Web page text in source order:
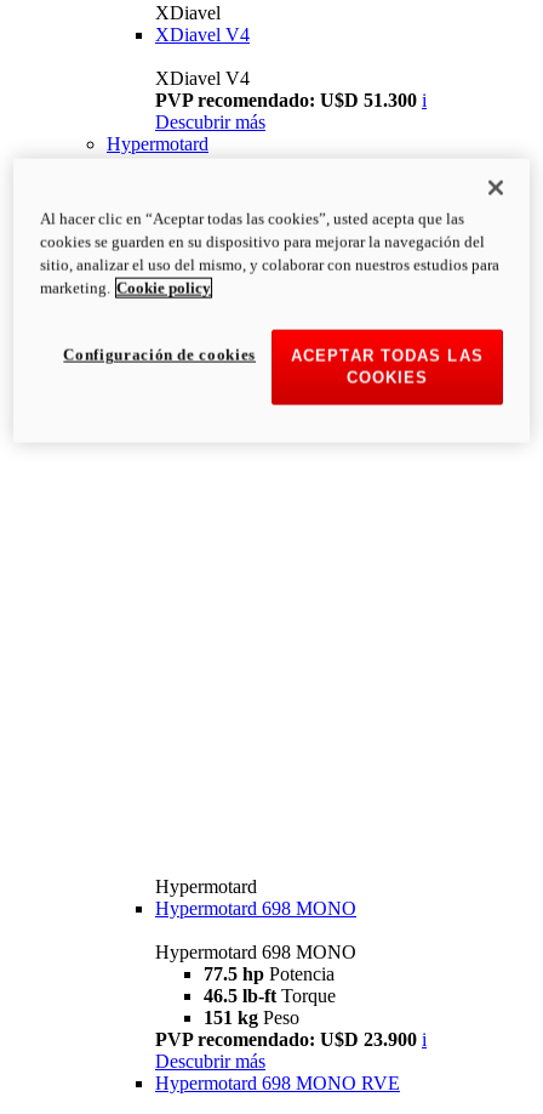
XDiavel
XDiavel V4
XDiavel V4
PVP recomendado: U$D 51.300 i
Descubrir más
Hypermotard
Hypermotard
Hypermotard 698 MONO
Hypermotard 698 MONO
77.5 hp Potencia
46.5 lb-ft Torque
151 kg Peso
PVP recomendado: U$D 23.900 i
Descubrir más
Hypermotard 698 MONO RVE
Al hacer clic en “Aceptar todas las cookies”, usted acepta que las
cookies se guarden en su dispositivo para mejorar la navegación del
sitio, analizar el uso del mismo, y colaborar con nuestros estudios para
marketing. Cookie policy
ACEPTAR TODAS LAS
COOKIES
Configuración de cookies